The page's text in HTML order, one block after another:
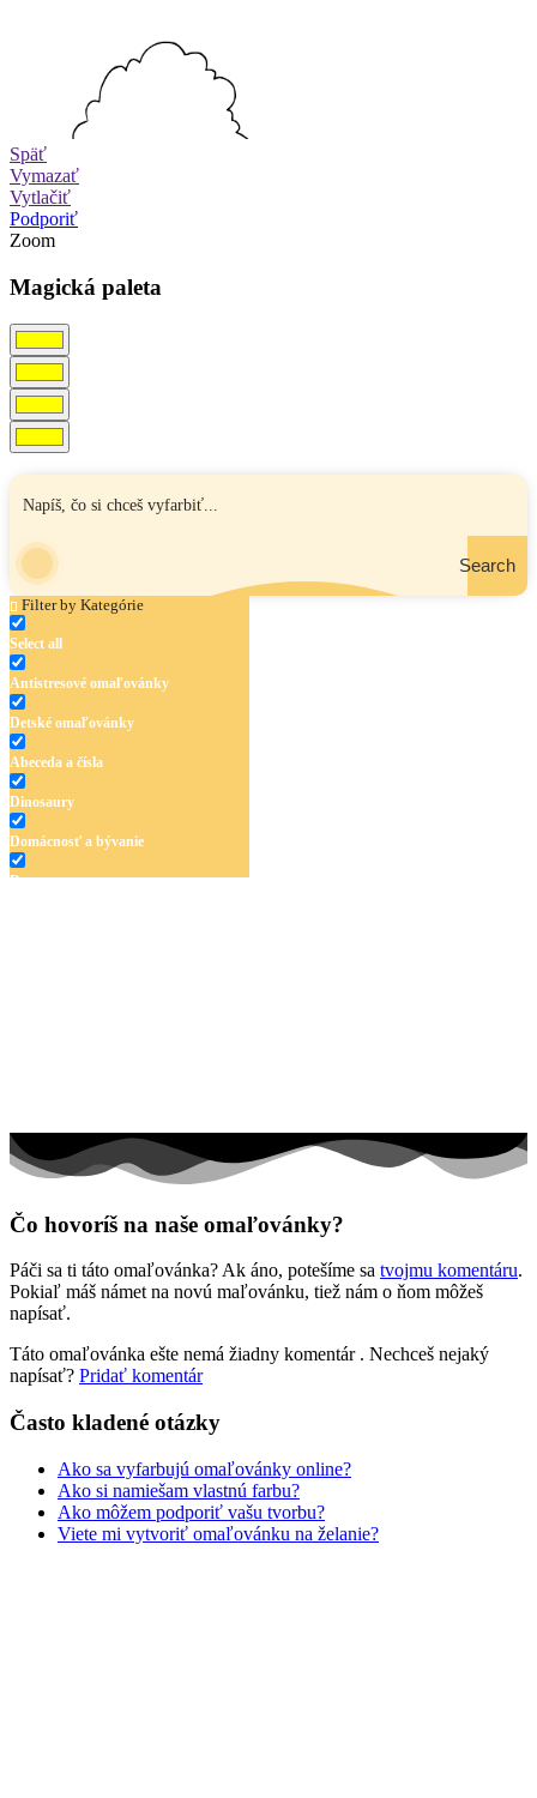
Späť
Vymazať
Vytlačiť
Podporiť
Zoom
Magická paleta
Search
Filter by Kategórie
Select all
Antistresové omaľovánky
Detské omaľovánky
Abeceda a čísla
Dinosaury
Domácnosť a bývanie
Doprava
Mandaly
Ovocie a zelenina
Rozprávky a rozprávkové postavy
Šport
Valentín / láska
Zima a Vianoce
Zvieratá a príroda
Nezaradené
Čo hovoríš na naše omaľovánky?
Páči sa ti táto omaľovánka? Ak áno, potešíme sa tvojmu komentáru.
Pokiaľ máš námet na novú maľovánku, tiež nám o ňom môžeš
napísať.
Táto omaľovánka ešte nemá žiadny komentár . Nechceš nejaký
napísať? Pridať komentár
Často kladené otázky
Ako sa vyfarbujú omaľovánky online?
Ako si namiešam vlastnú farbu?
Ako môžem podporiť vašu tvorbu?
Viete mi vytvoriť omaľovánku na želanie?